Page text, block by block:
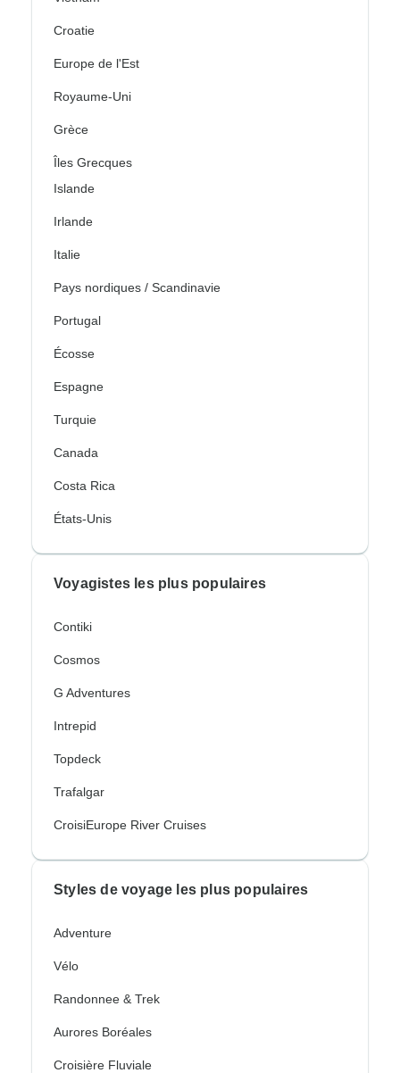
Croatie
Europe de l'Est
Royaume-Uni
Grèce
Îles Grecques
Islande
Irlande
Italie
Pays nordiques / Scandinavie
Portugal
Écosse
Espagne
Turquie
Canada
Costa Rica
États-Unis
Voyagistes les plus populaires
Contiki
Cosmos
G Adventures
Intrepid
Topdeck
Trafalgar
CroisiEurope River Cruises
Styles de voyage les plus populaires
Adventure
Vélo
Randonnee & Trek
Aurores Boréales
Croisière Fluviale